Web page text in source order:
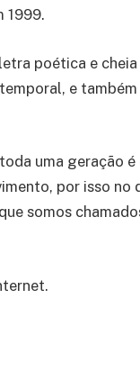
1999.
poética e
e
uma geração
por isso no
somos